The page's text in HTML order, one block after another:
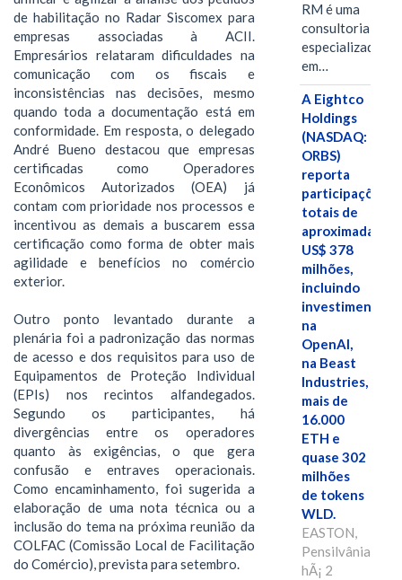
de habilitação no Radar Siscomex para
empresas associadas à ACII.
Empresários relataram dificuldades na
comunicação com os fiscais e
inconsistências nas decisões, mesmo
quando toda a documentação está em
conformidade. Em resposta, o delegado
André Bueno destacou que empresas
certificadas como Operadores
Econômicos Autorizados (OEA) já
contam com prioridade nos processos e
incentivou as demais a buscarem essa
certificação como forma de obter mais
agilidade e benefícios no comércio
exterior.
Outro ponto levantado durante a
plenária foi a padronização das normas
de acesso e dos requisitos para uso de
Equipamentos de Proteção Individual
(EPIs) nos recintos alfandegados.
Segundo os participantes, há
divergências entre os operadores
quanto às exigências, o que gera
confusão e entraves operacionais.
Como encaminhamento, foi sugerida a
elaboração de uma nota técnica ou a
inclusão do tema na próxima reunião da
COLFAC (Comissão Local de Facilitação
do Comércio), prevista para setembro.
RM é uma
consultoria
especializada
em…
A Eightco
Holdings
(NASDAQ:
ORBS)
reporta
participações
totais de
US$ 378
milhões,
incluindo
investimentos
na
OpenAI,
na Beast
Industries,
mais de
16.000
ETH e
quase 302
milhões
de tokens
WLD.
EASTON,
Pensilvânia,
hÃ¡ 2